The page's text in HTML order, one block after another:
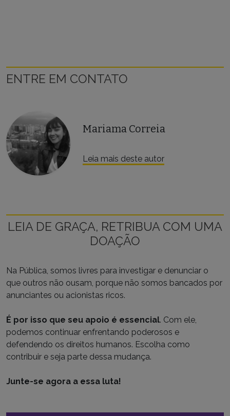
ENTRE EM CONTATO
Mariama Correia
Leia mais deste autor
LEIA DE GRAÇA, RETRIBUA COM UMA
DOAÇÃO
Na Pública, somos livres para investigar e denunciar o
que outros não ousam, porque não somos bancados por
anunciantes ou acionistas ricos.
É por isso que seu apoio é essencial. Com ele,
podemos continuar enfrentando poderosos e
defendendo os direitos humanos. Escolha como
contribuir e seja parte dessa mudança.
Junte-se agora a essa luta!